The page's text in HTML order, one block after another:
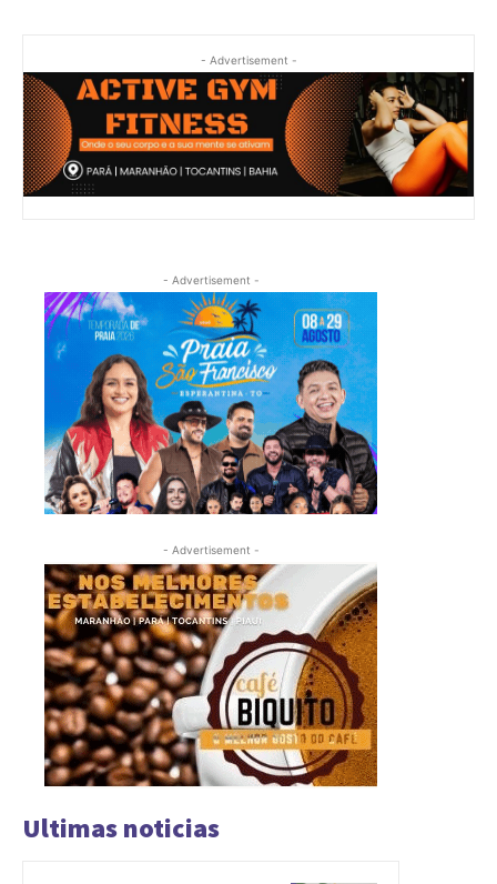
- Advertisement -
- Advertisement -
- Advertisement -
Ultimas noticias